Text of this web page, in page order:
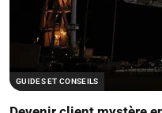
GUIDES ET CONSEILS